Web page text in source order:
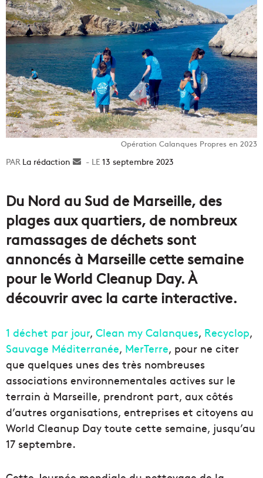
Opération Calanques Propres en 2023
La rédaction
Envoyer13 septembre 2023
Du Nord au Sud de Marseille, des
plages aux quartiers, de nombreux
ramassages de déchets sont
annoncés à Marseille cette semaine
pour le World Cleanup Day. À
découvrir avec la carte interactive.
1 déchet par jour, Clean my Calanques, Recyclop,
Sauvage Méditerranée, MerTerre, pour ne citer
que quelques unes des très nombreuses
associations environnementales actives sur le
terrain à Marseille, prendront part, aux côtés
d’autres organisations, entreprises et citoyens au
World Cleanup Day toute cette semaine, jusqu’au
17 septembre.